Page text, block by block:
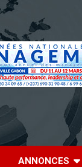
ANNONCES